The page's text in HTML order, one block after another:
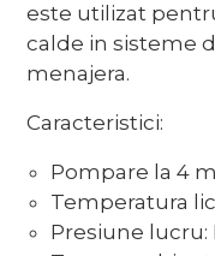
este utilizat
calde in sisteme
menajera.
Caracteristici:
Pompare la 4
Temperatura
Presiune lucru: